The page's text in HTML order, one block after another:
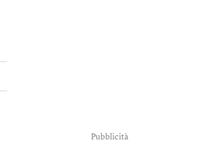
Pubblicità